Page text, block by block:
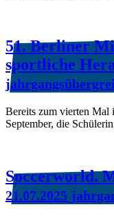
51. Berliner
sportliche
Bereits zum vierten Mal
September, die
Soccerworld.
21.07.2025